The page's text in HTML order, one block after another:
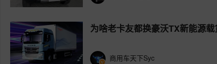
为啥老卡友都换豪沃TX新能源
商用车天下Syc